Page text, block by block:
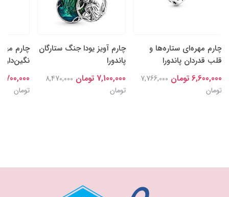
چارم مهره‌ای ستاره‌ها و
قلب قدردان پاندورا
6,600,000 تومان
7,766,000
تومان
چارم آویز یودا جنگ ستارگان
پاندورا
7,100,000 تومان
8,470,000
تومان
چارم
نگین‌دار
6,700,000
تومان